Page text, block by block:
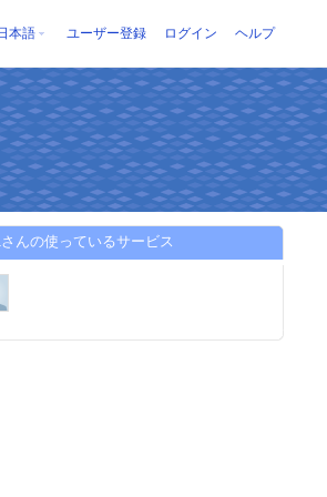
本語 ユーザー登録 ログイン ヘルプ
んの使っているサービス